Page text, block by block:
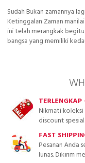
Sudah Bukan zamannya
Ketinggalan Zaman
ini telah merangkak
bangsa yang memiliki
Nikmati koleksi
discount spesial.
FAST
Pesanan Anda
lunas. Dikirim